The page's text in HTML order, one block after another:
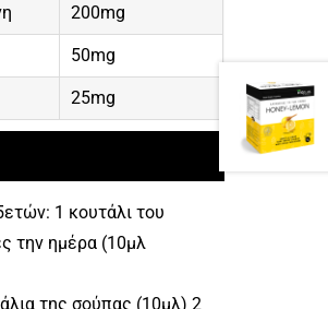
200mg
50mg
25mg
1 κουτάλι του
την ημέρα (10μλ
της σούπας (10μλ) 2